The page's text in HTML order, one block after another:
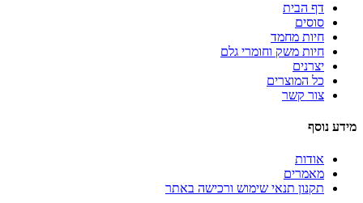
דף הבית
סוסים
חיות מחמד
חיות משק וחומרי גלם
יצרנים
כל המוצרים
צור קשר
מידע נוסף
אודות
מאמרים
תקנון תנאי שימוש ורכישה באתר